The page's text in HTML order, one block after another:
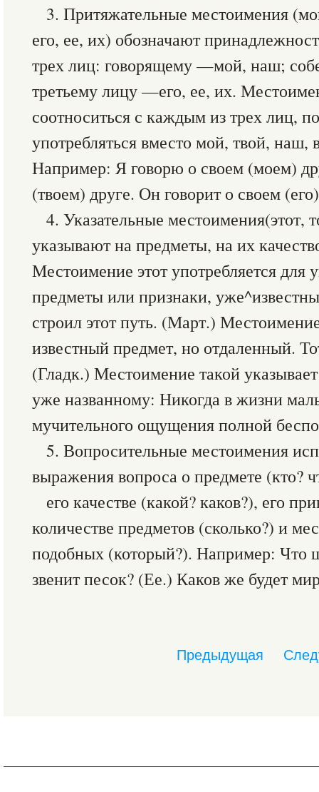
3. Притяжательные местоимения
его, ее, их) обозначают
трех лиц: говорящему —мой, наш;
третьему лицу —его, ее, их.
соотноситься с каждым из трех лиц,
употребляться вместо мой, твой, наш,
Например: Я говорю о своем (моем)
(твоем) друге. Он говорит о своем
4. Указательные местоимения(этот,
указывают на предметы, на их
Местоимение этот употребляется для
предметы или признаки,
строил этот путь. (Март.)
известный предмет, но отдаленный.
(Гладк.) Местоимение такой
уже названному: Никогда в жизни
мучительного ощущения полной
5. Вопросительные местоимения
выражения вопроса о предмете (кто?
его качестве (какой? каков?), его
количестве предметов (сколько?) и
подобных (который?). Например: Что
звенит песок? (Ее.) Каков же будет
Предыдущая